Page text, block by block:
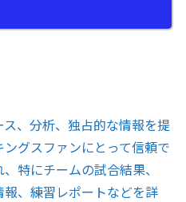
、分析、独占的な情報を提
グスファンにとって信頼で
特にチームの試合結果、
、練習レポートなどを詳